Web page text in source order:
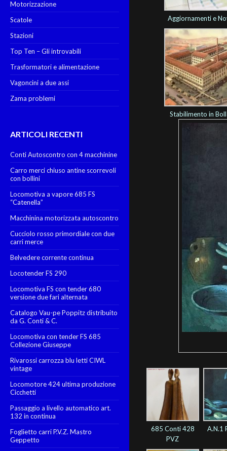
Motorizzazione
Scatole
Stazioni
Top Ten – Gli introvabili
Trasformatori e alimentazione
Vagoncini a due assi
Zama problemi
ARTICOLI RECENTI
Conti Autoscontro con 4 macchinine
Carro merci chiuso antine scorrevoli
con bollini
Locomotiva a vapore 685 FS
“Catenella”
Macchinina motorizzata autoscontro
Cucciolo rosso primordiale con due
carri merce
Belvedere corrente continua
Locotender FS 290
Locomotiva FS con tender 680
versione due fari alternata
Catalogo Vau-pe Poppitz distribuito
da G. Conti & C.
Locomotiva con tender FS 685
Collezione Giuseppe
Rivarossi carrozza blu letti CIWL
vintage
Locomotore 424 ultima produzione
Cicchetti
Passaggio a livello automatico art.
132 in continua
Foglietto carri P.V.Z. Mastro
Geppetto
Aggiornamenti e
Stabilimento in
685 Conti 428
PVZ
A.N.1